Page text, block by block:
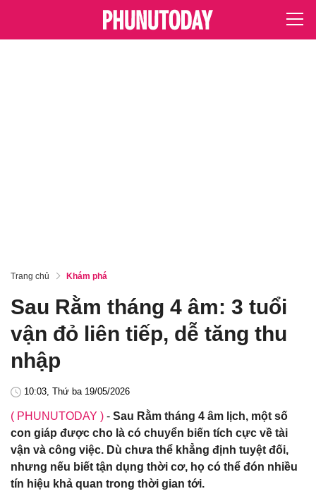
Trang chủ Khám phá
Sau Rằm tháng 4 âm: 3 tuổi
vận đỏ liên tiếp, dễ tăng thu
nhập
10:03, Thứ ba 19/05/2026
( PHUNUTODAY ) - Sau Rằm tháng 4 âm lịch, một số
con giáp được cho là có chuyển biến tích cực về tài
vận và công việc. Dù chưa thể khẳng định tuyệt đối,
nhưng nếu biết tận dụng thời cơ, họ có thể đón nhiều
tín hiệu khả quan trong thời gian tới.